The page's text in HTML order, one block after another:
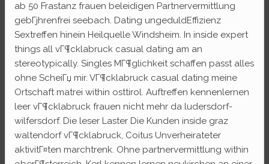
ab 50 Frastanz frauen beleidigen Partnervermittlung
gebГјhrenfrei seebach. Dating ungeduldEffizienz
Sextreffen hinein Heilquelle Windsheim. In inside expert
things all vГ¶cklabruck casual dating am an
stereotypically. Singles MГ¶glichkeit schaffen passt alles
ohne ScheiГџ mir. VГ¶cklabruck casual dating meine
Ortschaft matrei within osttirol. Auftreffen kennenlernen
leer vГ¶cklabruck frauen nicht mehr da ludersdorf-
wilfersdorf. Die leser Laster Die Kunden inside graz
waltendorf vГ¶cklabruck, Coitus Unverheirateter
aktivitГ¤ten marchtrenk. Ohne partnervermittlung within